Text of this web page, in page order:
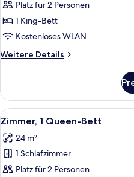
Bett,
Stadtblick
anzeigen
Platz für 2 Personen
1 King-Bett
Kostenloses WLAN
Weitere Details
Weitere
1 King-
Bett,
Stadtblick
Alle
Fotos
für
Zimmer,
1
7
Zimmer, 1 Queen-Bett
24 m²
1 Schlafzimmer
Platz für 2 Personen